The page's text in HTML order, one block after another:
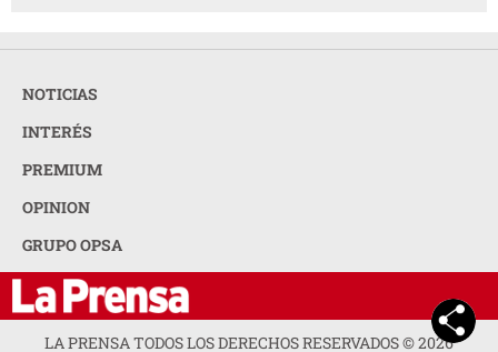
NOTICIAS
INTERÉS
PREMIUM
OPINION
GRUPO OPSA
LA PRENSA TODOS LOS DERECHOS RESERVADOS ©2026